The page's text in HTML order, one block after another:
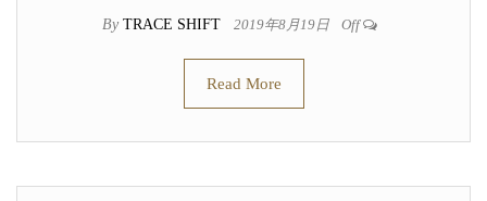
By TRACE SHIFT 2019年8月19日 Off
Read More